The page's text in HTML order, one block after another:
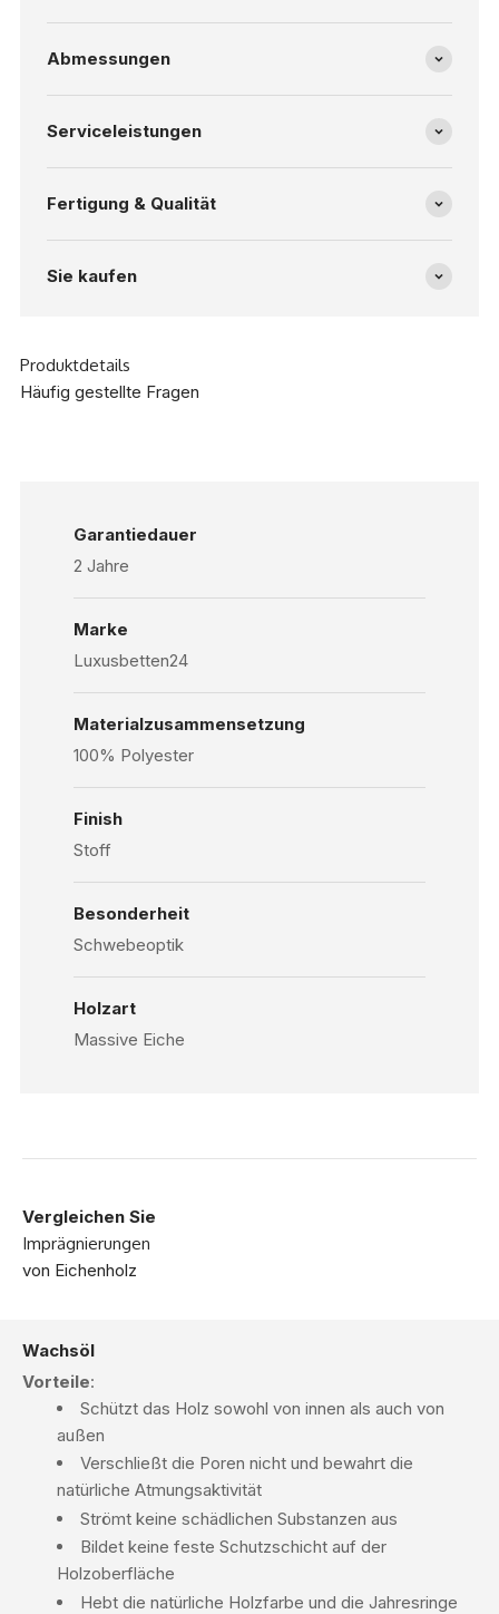
Abmessungen
Serviceleistungen
Fertigung & Qualität
Sie kaufen
Produktdetails
Häufig gestellte Fragen
Garantiedauer
2 Jahre
Marke
Luxusbetten24
Materialzusammensetzung
100% Polyester
Finish
Stoff
Besonderheit
Schwebeoptik
Holzart
Massive Eiche
Vergleichen Sie
Imprägnierungen
von Eichenholz
Wachsöl
Vorteile:
Schützt das Holz sowohl von innen als auch von
außen
Verschließt die Poren nicht und bewahrt die
natürliche Atmungsaktivität
Strömt keine schädlichen Substanzen aus
Bildet keine feste Schutzschicht auf der
Holzoberfläche
Hebt die natürliche Holzfarbe und die Jahresringe